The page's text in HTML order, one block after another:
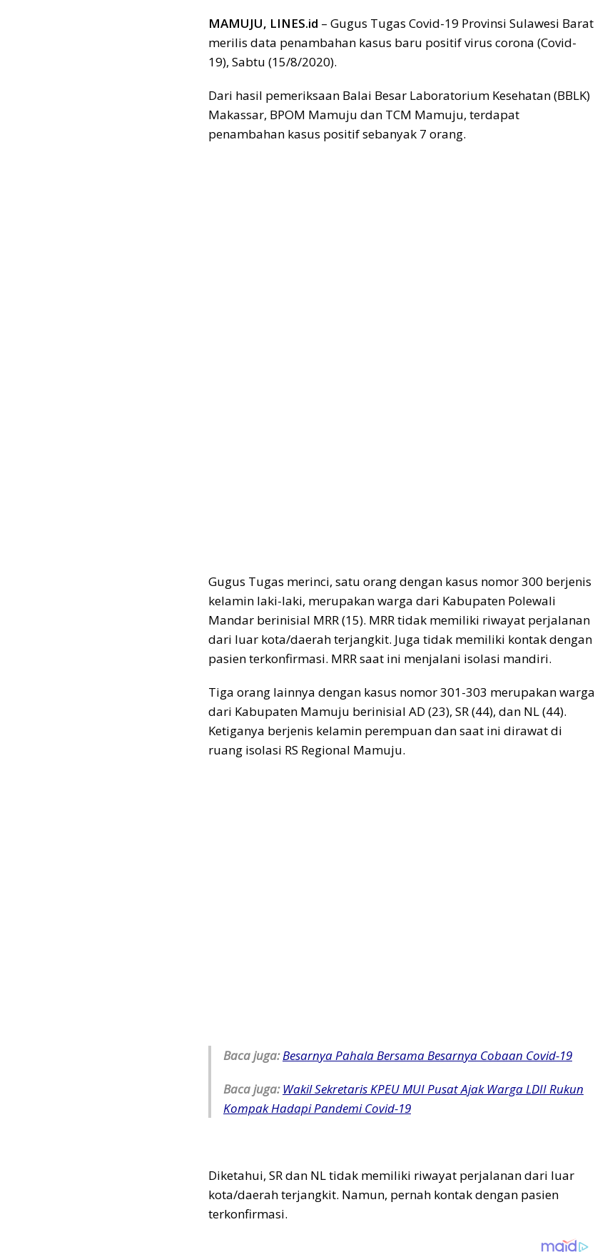
MAMUJU, LINES.id – Gugus Tugas Covid-19 Provinsi Sulawesi Barat
merilis data penambahan kasus baru positif virus corona (Covid-
19), Sabtu (15/8/2020).
Dari hasil pemeriksaan Balai Besar Laboratorium Kesehatan (BBLK)
Makassar, BPOM Mamuju dan TCM Mamuju, terdapat
penambahan kasus positif sebanyak 7 orang.
Gugus Tugas merinci, satu orang dengan kasus nomor 300 berjenis
kelamin laki-laki, merupakan warga dari Kabupaten Polewali
Mandar berinisial MRR (15). MRR tidak memiliki riwayat perjalanan
dari luar kota/daerah terjangkit. Juga tidak memiliki kontak dengan
pasien terkonfirmasi. MRR saat ini menjalani isolasi mandiri.
Tiga orang lainnya dengan kasus nomor 301-303 merupakan warga
dari Kabupaten Mamuju berinisial AD (23), SR (44), dan NL (44).
Ketiganya berjenis kelamin perempuan dan saat ini dirawat di
ruang isolasi RS Regional Mamuju.
Baca juga:Besarnya Pahala Bersama Besarnya Cobaan Covid-19
Baca juga: Wakil Sekretaris KPEU MUI Pusat Ajak Warga LDII Rukun
Kompak Hadapi Pandemi Covid-19
Diketahui, SR dan NL tidak memiliki riwayat perjalanan dari luar
kota/daerah terjangkit. Namun, pernah kontak dengan pasien
terkonfirmasi.